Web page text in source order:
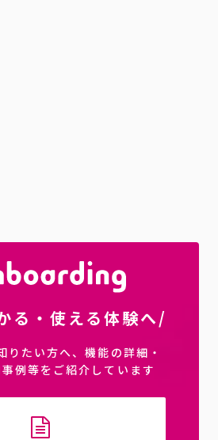
る・使える体験へ/
りたい方へ、機能の詳細・
例等をご紹介しています